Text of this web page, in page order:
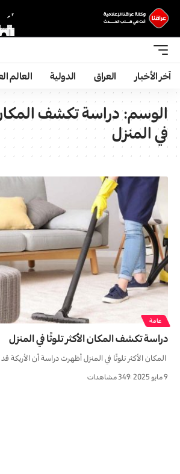
آخر الأخبار العراق الدولية العالم
الوسم:دراسة تكشف المكان
في المنزل
عامة
دراسة تكشف المكان الأكثر تلوثًا في المنزل
المكان الأكثر تلوثًا في المنزل أظهرت دراسة أن الأريكة
9 مايو 2025 349 مشاهدات